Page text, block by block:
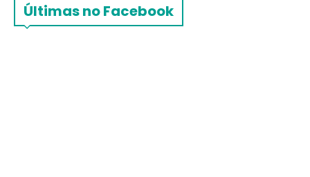
Últimas no Facebook